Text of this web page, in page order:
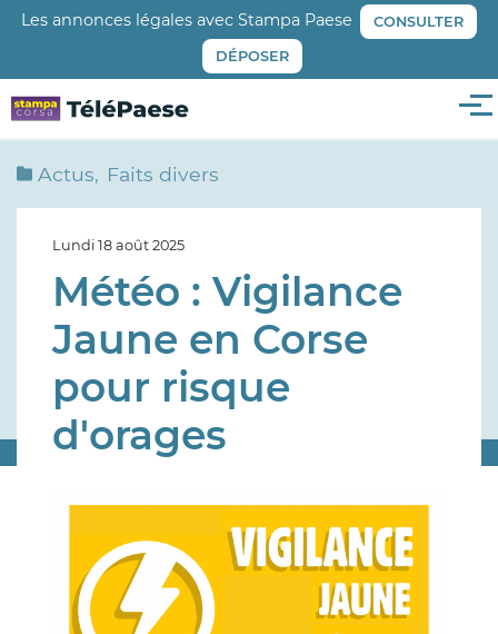
Aller
principal
Les annonces légales avec Stampa Paese CONSULTER
DÉPOSER
Actus Faits divers
Lundi 18 août 2025
Météo : Vigilance
Jaune en Corse
pour risque
d'orages
Image